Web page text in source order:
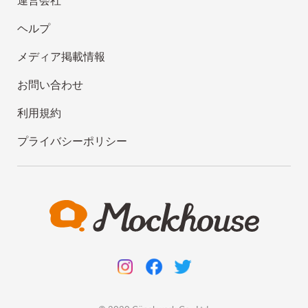
ヘルプ
メディア掲載情報
お問い合わせ
利用規約
プライバシーポリシー